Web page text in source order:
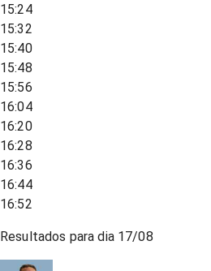
15:24
15:32
15:40
15:48
15:56
16:04
16:20
16:28
16:36
16:44
16:52
Resultados para dia 17/08